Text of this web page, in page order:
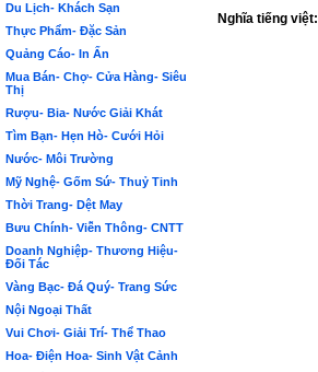
Du Lịch- Khách Sạn
Thực Phẩm- Đặc Sản
Quảng Cáo- In Ấn
Mua Bán- Chợ- Cửa Hàng- Siêu
Thị
Rượu- Bia- Nước Giải Khát
Tìm Bạn- Hẹn Hò- Cưới Hỏi
Nước- Môi Trường
Mỹ Nghệ- Gốm Sứ- Thuỷ Tinh
Thời Trang- Dệt May
Bưu Chính- Viễn Thông- CNTT
Doanh Nghiệp- Thương Hiệu-
Đối Tác
Vàng Bạc- Đá Quý- Trang Sức
Nội Ngoại Thất
Vui Chơi- Giải Trí- Thể Thao
Hoa- Điện Hoa- Sinh Vật Cảnh
Nghĩa tiếng việt: